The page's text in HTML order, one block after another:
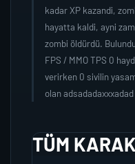
kadar XP kazandi,
hayatta kaldi, ayni
zombi öldürdü.
FPS / MMO TPS 0
verirken 0 sivilin
olan
TÜM